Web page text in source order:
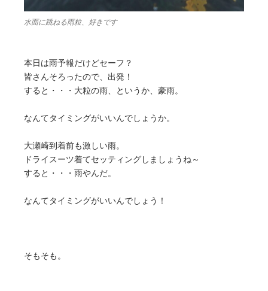
水面に跳ねる雨粒、好きです
本日は雨予報だけどセーフ？
皆さんそろったので、出発！
すると・・・大粒の雨、というか、豪雨。
なんてタイミングがいいんでしょうか。
大瀬崎到着前も激しい雨。
ドライスーツ着てセッティングしましょうね～
すると・・・雨やんだ。
なんてタイミングがいいんでしょう！
そもそも。